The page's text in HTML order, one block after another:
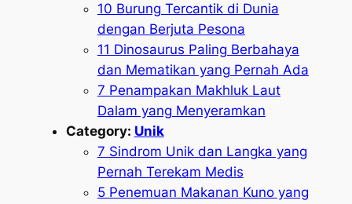
10 Burung Tercantik di Dunia
dengan Berjuta Pesona
11 Dinosaurus Paling Berbahaya
dan Mematikan yang Pernah Ada
7 Penampakan Makhluk Laut
Dalam yang Menyeramkan
Category: Unik
7 Sindrom Unik dan Langka yang
Pernah Terekam Medis
5 Penemuan Makanan Kuno yang